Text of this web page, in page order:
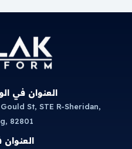
العنوان في
St, STE R-Sheridan,
82801
العنوان